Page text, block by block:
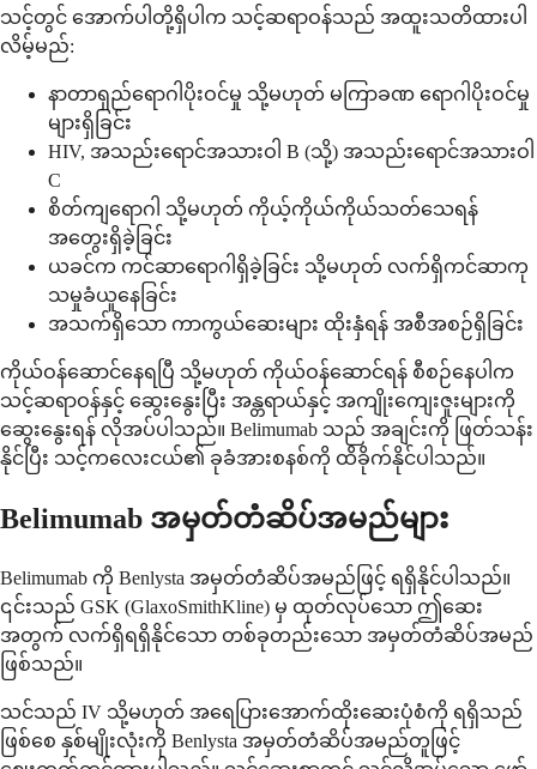
သင့်တွင် အောက်ပါတို့ရှိပါက သင့်ဆရာဝန်သည် အထူးသတိထားပါ
လိမ့်မည်:
နာတာရှည်ရောဂါပိုးဝင်မှု သို့မဟုတ် မကြာခဏ ရောဂါပိုးဝင်မှု
များရှိခြင်း
HIV, အသည်းရောင်အသားဝါ B (သို့) အသည်းရောင်အသားဝါ
C
စိတ်ကျရောဂါ သို့မဟုတ် ကိုယ့်ကိုယ်ကိုယ်သတ်သေရန်
အတွေးရှိခဲ့ခြင်း
ယခင်က ကင်ဆာရောဂါရှိခဲ့ခြင်း သို့မဟုတ် လက်ရှိကင်ဆာကု
သမှုခံယူနေခြင်း
အသက်ရှိသော ကာကွယ်ဆေးများ ထိုးနှံရန် အစီအစဉ်ရှိခြင်း
ကိုယ်ဝန်ဆောင်နေရပြီ သို့မဟုတ် ကိုယ်ဝန်ဆောင်ရန် စီစဉ်နေပါက
သင့်ဆရာဝန်နှင့် ဆွေးနွေးပြီး အန္တရာယ်နှင့် အကျိုးကျေးဇူးများကို
ဆွေးနွေးရန် လိုအပ်ပါသည်။ Belimumab သည် အချင်းကို ဖြတ်သန်း
နိုင်ပြီး သင့်ကလေးငယ်၏ ခုခံအားစနစ်ကို ထိခိုက်နိုင်ပါသည်။
Belimumab အမှတ်တံဆိပ်အမည်များ
Belimumab ကို Benlysta အမှတ်တံဆိပ်အမည်ဖြင့် ရရှိနိုင်ပါသည်။
၎င်းသည် GSK (GlaxoSmithKline) မှ ထုတ်လုပ်သော ဤဆေး
အတွက် လက်ရှိရရှိနိုင်သော တစ်ခုတည်းသော အမှတ်တံဆိပ်အမည်
ဖြစ်သည်။
သင်သည် IV သို့မဟုတ် အရေပြားအောက်ထိုးဆေးပုံစံကို ရရှိသည်
ဖြစ်စေ နှစ်မျိုးလုံးကို Benlysta အမှတ်တံဆိပ်အမည်တူဖြင့်